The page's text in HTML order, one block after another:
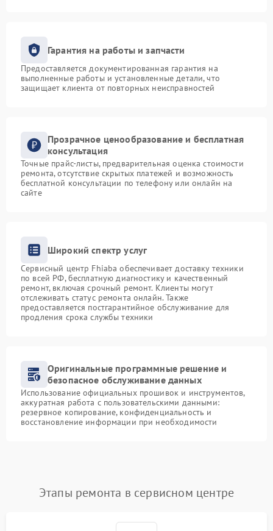
Гарантия на работы и запчасти
Предоставляется документированная гарантия на
выполненные работы и установленные детали, что
защищает клиента от повторных неисправностей
Прозрачное ценообразование и бесплатная
консультация
Точные прайс-листы, предварительная оценка стоимости
ремонта, отсутствие скрытых платежей и возможность
бесплатной консультации по телефону или онлайн на
сайте
Широкий спектр услуг
Сервисный центр Fhiaba обеспечивает доставку техники
по всей РФ, бесплатную диагностику и качественный
ремонт, включая срочный ремонт. Клиенты могут
отслеживать статус ремонта онлайн. Также
предоставляется постгарантийное обслуживание для
продления срока службы техники
Оригинальные программные решение и
безопасное обслуживание данных
Использование официальных прошивок и инструментов,
аккуратная работа с пользовательскими данными:
резервное копирование, конфиденциальность и
восстановление информации при необходимости
Этапы ремонта в сервисном центре